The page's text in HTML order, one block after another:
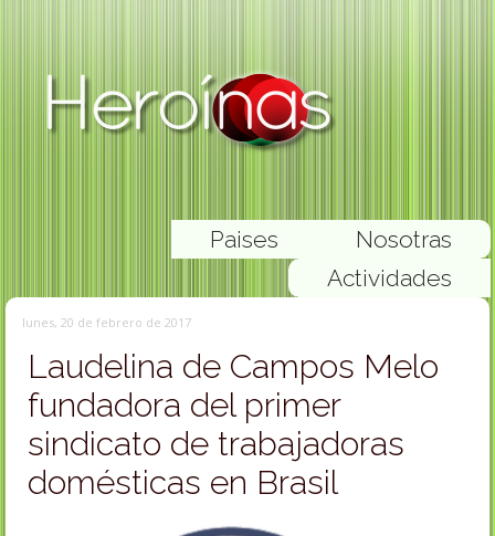
Nosotras
Paises
Actividades
lunes, 20 de febrero de 2017
Laudelina de Campos Melo
fundadora del primer
sindicato de trabajadoras
domésticas en Brasil